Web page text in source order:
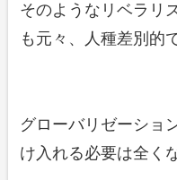
そのようなリベラリ
も元々、人種差別的
グローバリゼーショ
け入れる必要は全く